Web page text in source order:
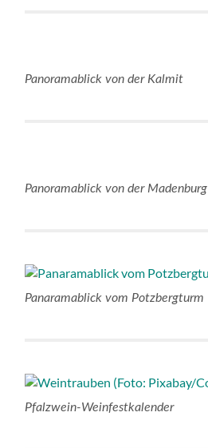
Panoramablick von der Kalmit
Panoramablick von der Madenburg
Panaramablick vom Potzbergturm
Pfalzwein-Weinfestkalender